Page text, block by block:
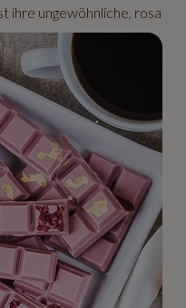
ihre ungewöhnliche, rosa